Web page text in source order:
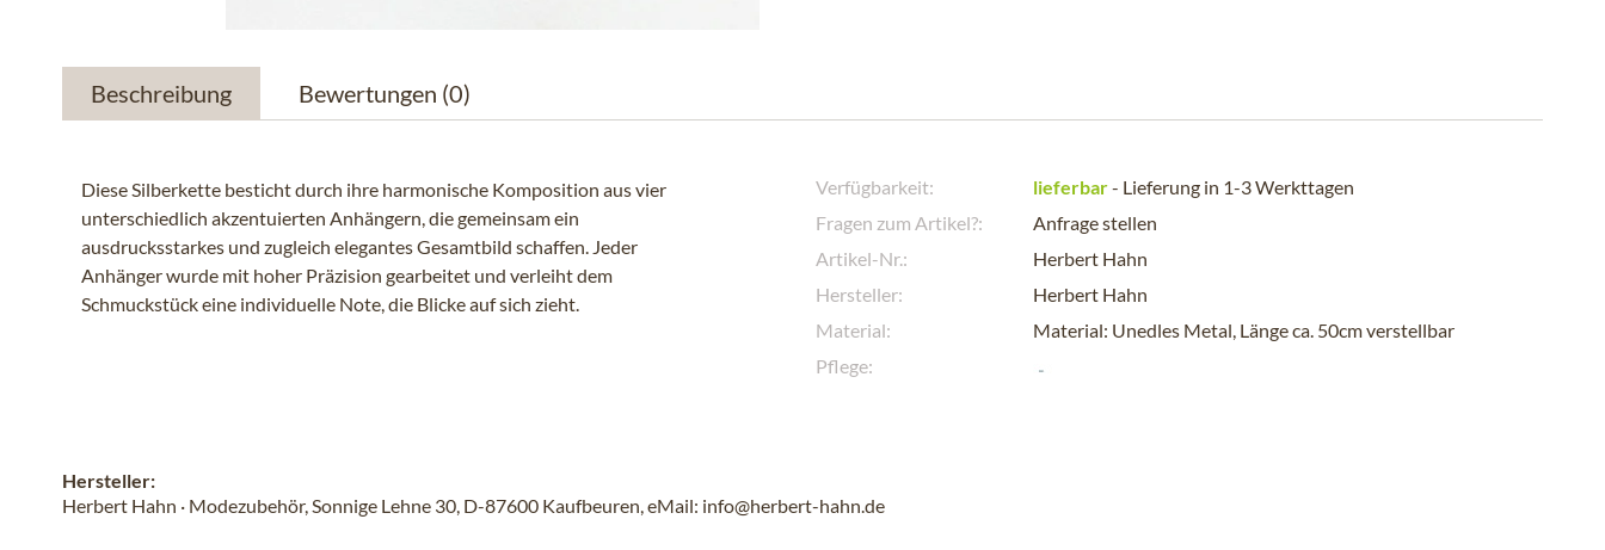
Beschreibung Bewertungen (0)
Diese Silberkette besticht durch ihre harmonische Komposition aus vier
unterschiedlich akzentuierten Anhängern, die gemeinsam ein
ausdrucksstarkes und zugleich elegantes Gesamtbild schaffen. Jeder
Anhänger wurde mit hoher Präzision gearbeitet und verleiht dem
Schmuckstück eine individuelle Note, die Blicke auf sich zieht.
Verfügbarkeit: lieferbar- Lieferung in 1-3 Werkttagen
Fragen zum Artikel?:
Anfrage stellen
Artikel-Nr.:
Herbert Hahn
Hersteller:
Herbert Hahn
Material:
Material: Unedles Metal, Länge ca. 50cm verstellbar
Pflege:
Hersteller:
Herbert Hahn · Modezubehör, Sonnige Lehne 30, D-87600 Kaufbeuren, eMail: info@herbert-hahn.de